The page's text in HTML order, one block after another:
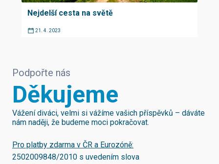
Nejdelší cesta na světě
21. 4. 2023
Podpořte nás
Děkujeme
Vážení diváci, velmi si vážíme vašich příspěvků – dáváte
nám naději, že budeme moci pokračovat.
Pro platby zdarma v ČR a Eurozóně:
2502009848/2010 s uvedením slova